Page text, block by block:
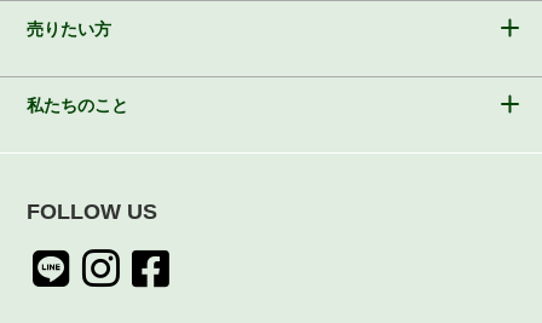
売りたい方
私たちのこと
FOLLOW US